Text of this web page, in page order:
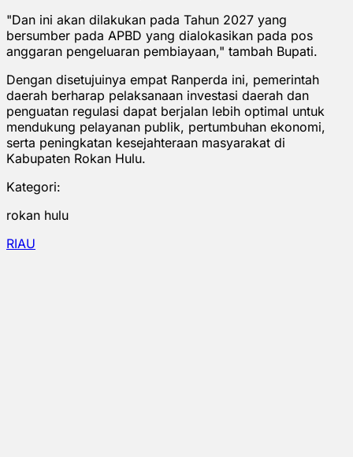
"Dan ini akan dilakukan pada Tahun 2027 yang
bersumber pada APBD yang dialokasikan pada pos
anggaran pengeluaran pembiayaan," tambah Bupati.
Dengan disetujuinya empat Ranperda ini, pemerintah
daerah berharap pelaksanaan investasi daerah dan
penguatan regulasi dapat berjalan lebih optimal untuk
mendukung pelayanan publik, pertumbuhan ekonomi,
serta peningkatan kesejahteraan masyarakat di
Kabupaten Rokan Hulu.
Kategori:
rokan hulu
RIAU